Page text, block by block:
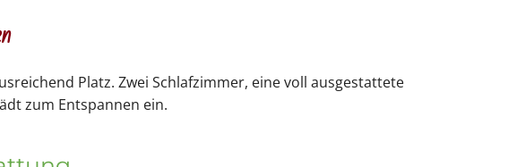
Platz. Zwei Schlafzimmer, eine voll ausgestattete
zum Entspannen ein.